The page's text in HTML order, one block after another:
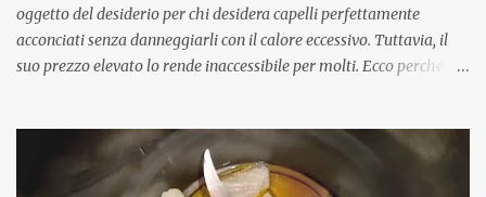
oggetto del desiderio per chi desidera capelli perfettamente
acconciati senza danneggiarli con il calore eccessivo. Tuttavia, il
suo prezzo elevato lo rende inaccessibile per molti. Ecco perché le
funzionalità ad una frazione del costo. Vediamo insieme le migliori
alternative al Dyson Airwrap che puoi trovare sul mercato. Perché